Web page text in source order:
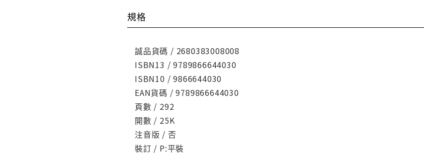
規格
誠品貨碼 / 2680383008008
ISBN13 / 9789866644030
ISBN10 / 9866644030
EAN貨碼 / 9789866644030
頁數 / 292
開數 / 25K
注音版 / 否
裝訂 / P:平裝